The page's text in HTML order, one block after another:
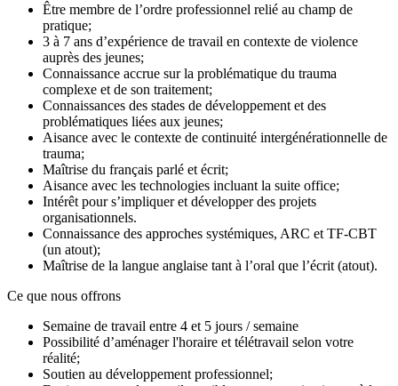
Être membre de l’ordre professionnel relié au champ de
pratique;
3 à 7 ans d’expérience de travail en contexte de violence
auprès des jeunes;
Connaissance accrue sur la problématique du trauma
complexe et de son traitement;
Connaissances des stades de développement et des
problématiques liées aux jeunes;
Aisance avec le contexte de continuité intergénérationnelle de
trauma;
Maîtrise du français parlé et écrit;
Aisance avec les technologies incluant la suite office;
Intérêt pour s’impliquer et développer des projets
organisationnels.
Connaissance des approches systémiques, ARC et TF-CBT
(un atout);
Maîtrise de la langue anglaise tant à l’oral que l’écrit (atout).
Ce que nous offrons
Semaine de travail entre 4 et 5 jours / semaine
Possibilité d’aménager l'horaire et télétravail selon votre
réalité;
Soutien au développement professionnel;